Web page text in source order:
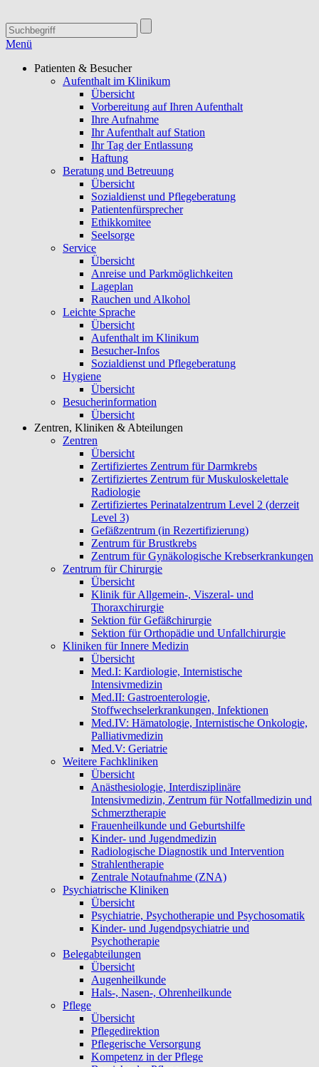
Menü
Patienten & Besucher
Aufenthalt im Klinikum
Übersicht
Vorbereitung auf Ihren Aufenthalt
Ihre Aufnahme
Ihr Aufenthalt auf Station
Ihr Tag der Entlassung
Haftung
Beratung und Betreuung
Übersicht
Sozialdienst und Pflegeberatung
Patientenfürsprecher
Ethikkomitee
Seelsorge
Service
Übersicht
Anreise und Parkmöglichkeiten
Lageplan
Rauchen und Alkohol
Leichte Sprache
Übersicht
Aufenthalt im Klinikum
Besucher-Infos
Sozialdienst und Pflegeberatung
Hygiene
Übersicht
Besucherinformation
Übersicht
Zentren, Kliniken & Abteilungen
Zentren
Übersicht
Zertifiziertes Zentrum für Darmkrebs
Zertifiziertes Zentrum für Muskuloskelettale
Radiologie
Zertifiziertes Perinatalzentrum Level 2 (derzeit
Level 3)
Gefäßzentrum (in Rezertifizierung)
Zentrum für Brustkrebs
Zentrum für Gynäkologische Krebserkrankungen
Zentrum für Chirurgie
Übersicht
Klinik für Allgemein-, Viszeral- und
Thoraxchirurgie
Sektion für Gefäßchirurgie
Sektion für Orthopädie und Unfallchirurgie
Kliniken für Innere Medizin
Übersicht
Med.I: Kardiologie, Internistische
Intensivmedizin
Med.II: Gastroenterologie,
Stoffwechselerkrankungen, Infektionen
Med.IV: Hämatologie, Internistische Onkologie,
Palliativmedizin
Med.V: Geriatrie
Weitere Fachkliniken
Übersicht
Anästhesiologie, Interdisziplinäre
Intensivmedizin, Zentrum für Notfallmedizin und
Schmerztherapie
Frauenheilkunde und Geburtshilfe
Kinder- und Jugendmedizin
Radiologische Diagnostik und Intervention
Strahlentherapie
Zentrale Notaufnahme (ZNA)
Psychiatrische Kliniken
Übersicht
Psychiatrie, Psychotherapie und Psychosomatik
Kinder- und Jugendpsychiatrie und
Psychotherapie
Belegabteilungen
Übersicht
Augenheilkunde
Hals-, Nasen-, Ohrenheilkunde
Pflege
Übersicht
Pflegedirektion
Pflegerische Versorgung
Kompetenz in der Pflege